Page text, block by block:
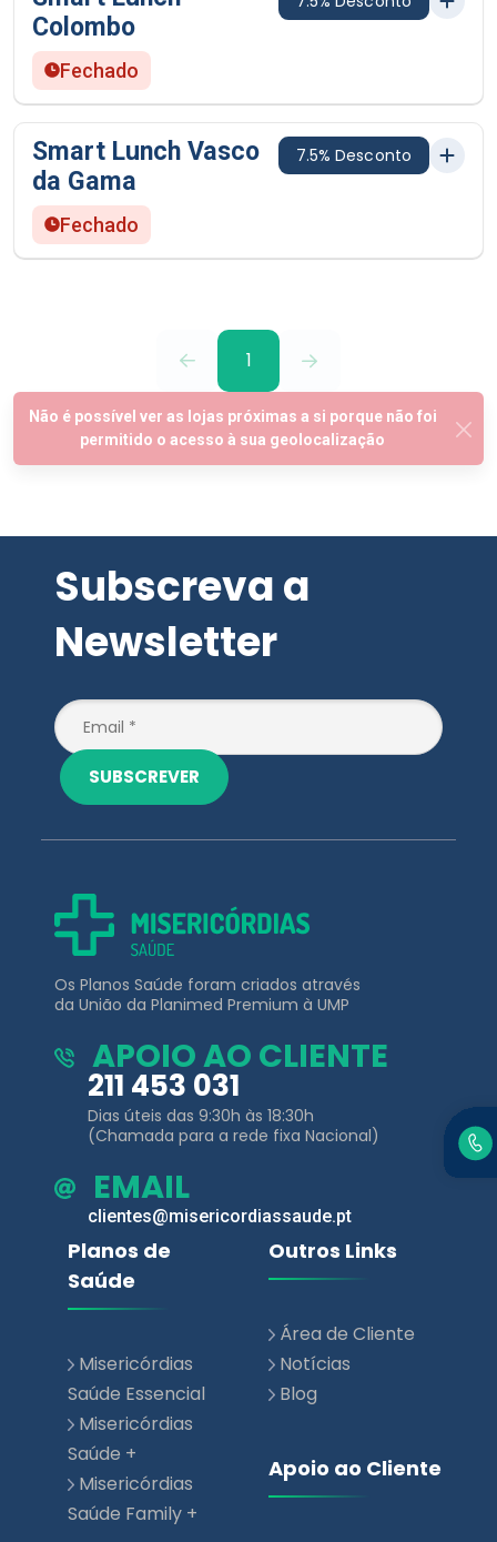
Colombo
Fechado
Smart Lunch Vasco
da Gama
7.5% Desconto
Fechado
1
Newsletter
Os Planos Saúde foram criados através
da União da Planimed Premium à UMP
APOIO AO CLIENTE
211 453 031
(Chamada para a rede fixa Nacional)
EMAIL
clientes@misericordiassaude.pt
Saúde
Misericórdias
Saúde Essencial
Saúde +
Misericórdias
Saúde Family +
Redes de
Parceiros
Área de Cliente
Notícias
Apoio ao Cliente
Contactos
Perguntas